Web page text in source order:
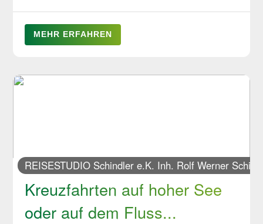
MEHR ERFAHREN
REISESTUDIO Schindler e.K. Inh. Rolf Werner
Kreuzfahrten auf hoher See
oder auf dem Fluss...